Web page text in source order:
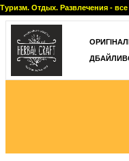
Туризм. Отдых. Развлечения -